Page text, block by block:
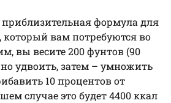
формула для
который вам потребуются во
вы весите 200 фунтов (90
удвоить, затем – умножить
10 процентов от
случае это будет 4400 ккал